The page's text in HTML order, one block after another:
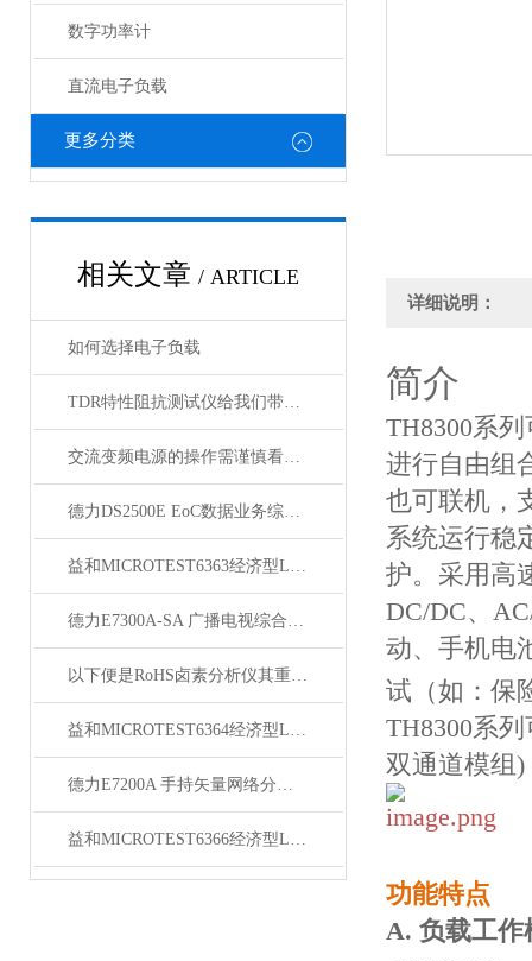
数字功率计
直流电子负载
更多分类
相关文章 / ARTICLE
如何选择电子负载
TDR特性阻抗测试仪给我们带来了怎样优势呢？
交流变频电源的操作需谨慎看完下文你就知道了？
德力DS2500E EoC数据业务综合测试仪
益和MICROTEST6363经济型LCR测试仪
德力E7300A-SA 广播电视综合测试仪（300kHz~3GHz）
以下便是RoHS卤素分析仪其重要性的介绍
益和MICROTEST6364经济型LCR测试仪
德力E7200A 手持矢量网络分析仪（300kHz-3GHz）
益和MICROTEST6366经济型LCR测试仪
详细说明：
简介
TH8300系
进行自由组
也可联机，
系统运行稳
护。采用高
DC/DC、
动、手机电
试（如：保
TH8300系
双通道模组)
功能特点
A. 负载工作